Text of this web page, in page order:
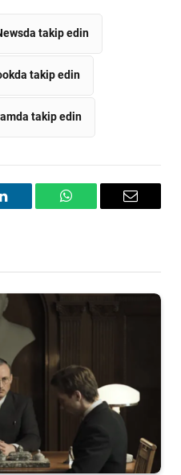
takip edin
takip edin
takip edin
LinkedIn WhatsAppEmail